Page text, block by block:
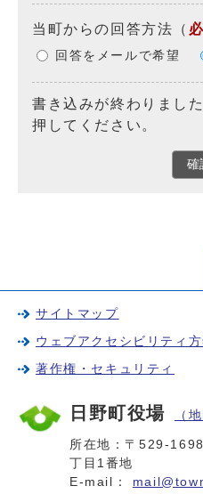
当町からの回答方法 （
回答をメールで希望
書き込みが終わりまし
押してください。
確
サイトマップ
ウェブアクセシビリティ
著作権・セキュリティ
日野町役場 （
所在地：〒529-
丁目1番地
E-mail：